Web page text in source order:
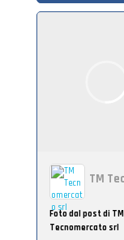
Foto dal post di TM
Tecnomercato srl